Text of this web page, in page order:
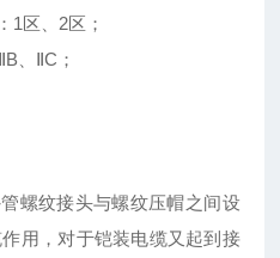
1区、2区；
、ⅡC；
螺纹接头与螺纹压帽之间设
用，对于铠装电缆又起到接